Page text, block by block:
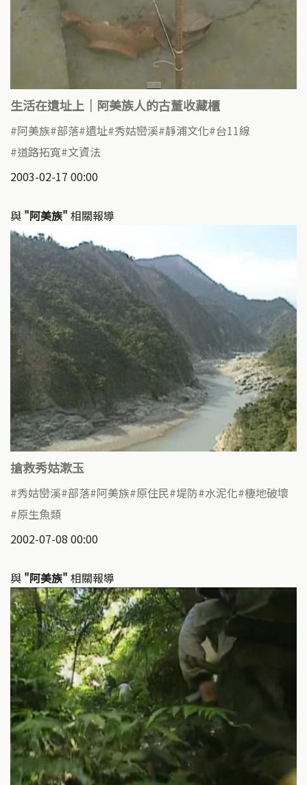
生活在遺址上｜阿美族人的古董收藏櫃
阿美族 部落 遺址 秀姑巒溪 靜浦文化 台11線
道路拓寬 文資法
2003-02-17 00:00
與 "阿美族" 相關報導
搶救秀姑漱玉
秀姑巒溪 部落 阿美族 原住民 堤防 水泥化 棲地破壞
原生魚類
2002-07-08 00:00
與 "阿美族" 相關報導